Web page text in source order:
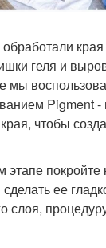
геля и
мы
Pigment -
чтобы
этапе покройте
ее
слоя,